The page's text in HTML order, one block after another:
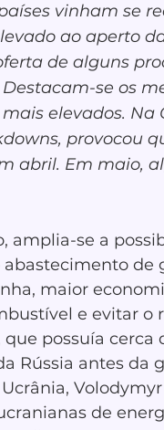
vinham se
ao aperto
de alguns
se os
elevados. Na
provocou
abril. Em maio,
amplia-se a
de
maior
e evitar o
que possuía
Rússia antes da
de